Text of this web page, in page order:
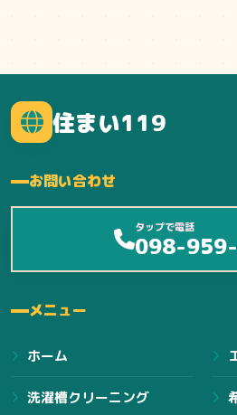
住まい119
お問い合わせ
タップで電話
098-
メニュー
ホーム
洗濯槽クリーニング